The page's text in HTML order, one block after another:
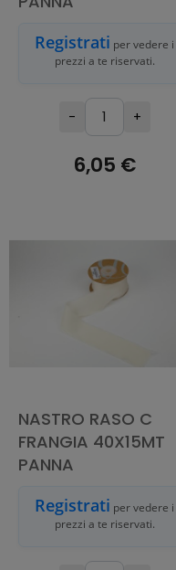
Registrati per vedere i
prezzi a te riservati.
- +
6,05 €
NASTRO RASO C
FRANGIA 40X15MT
PANNA
Registrati per vedere i
prezzi a te riservati.